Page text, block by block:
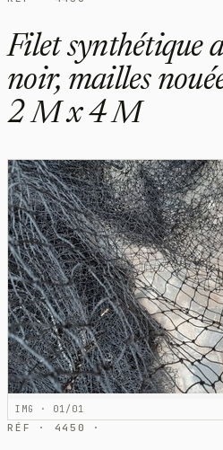
Filet synthétique
noir, mailles
2 M x 4 M
IMG · 01/01
RÉF · 4450 ·